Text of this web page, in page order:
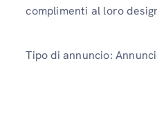
complimenti al loro
Tipo di annuncio: